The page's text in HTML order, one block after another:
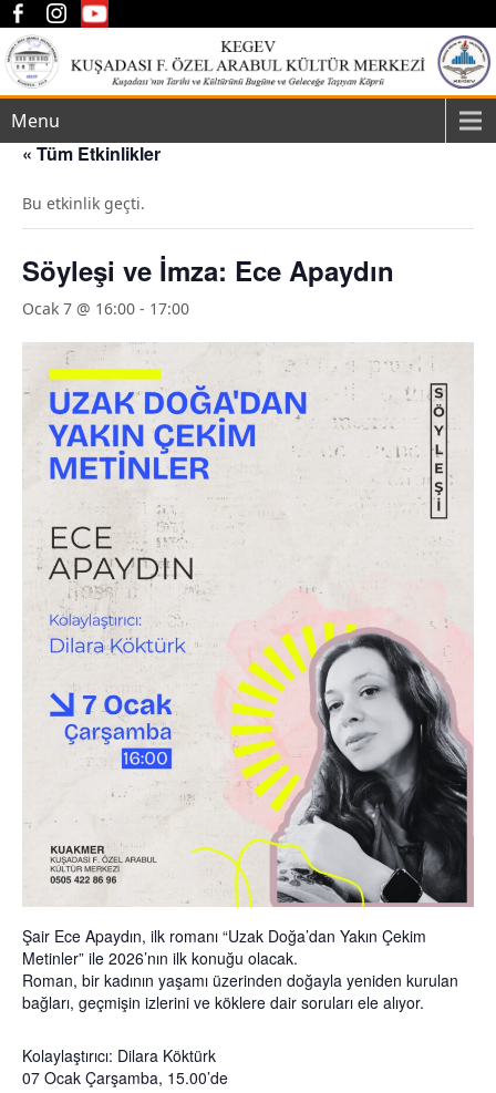
Menu
« Tüm Etkinlikler
Bu etkinlik geçti.
Söyleşi ve İmza: Ece Apaydın
Ocak 7 @ 16:00 - 17:00
Şair Ece Apaydın, ilk romanı “Uzak Doğa’dan Yakın Çekim
Metinler” ile 2026’nın ilk konuğu olacak.
Roman, bir kadının yaşamı üzerinden doğayla yeniden kurulan
bağları, geçmişin izlerini ve köklere dair soruları ele alıyor.
Kolaylaştırıcı: Dilara Köktürk
07 Ocak Çarşamba, 15.00’de